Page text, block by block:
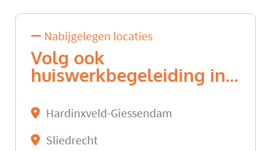
Nabijgelegen locaties
Volg ook
huiswerkbegeleiding in...
Hardinxveld-Giessendam
Sliedrecht